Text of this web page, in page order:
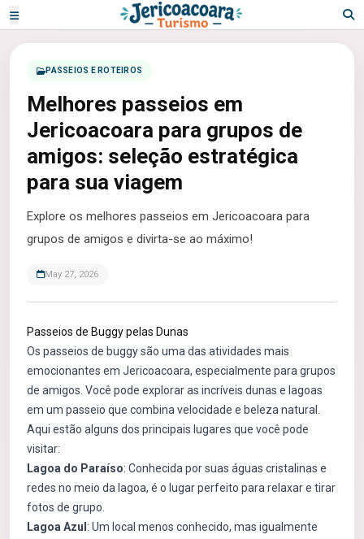
PASSEIOS E ROTEIROS
Melhores passeios em
Jericoacoara para grupos de
amigos: seleção estratégica
para sua viagem
Explore os melhores passeios em Jericoacoara para
grupos de amigos e divirta-se ao máximo!
May 27, 2026
Passeios de Buggy pelas Dunas
Os passeios de buggy são uma das atividades mais
emocionantes em Jericoacoara, especialmente para grupos
de amigos. Você pode explorar as incríveis dunas e lagoas
em um passeio que combina velocidade e beleza natural.
Aqui estão alguns dos principais lugares que você pode
visitar:
Lagoa do Paraíso: Conhecida por suas águas cristalinas e
redes no meio da lagoa, é o lugar perfeito para relaxar e tirar
fotos de grupo.
Lagoa Azul : Um local menos conhecido, mas igualmente